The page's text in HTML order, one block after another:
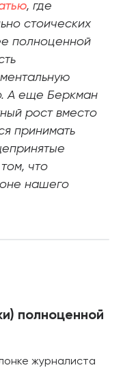
, где
стоических
полноценной
А еще Беркман
рост вместо
принимать
что
нашего
полноценной
журналиста